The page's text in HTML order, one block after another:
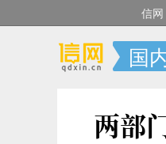
信网
国
两部